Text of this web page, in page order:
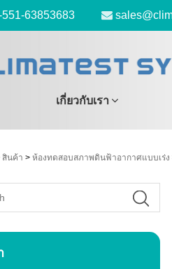
551-63853683
เกี่ยวกับเรา
สินค้า > ห้องทดสอบสภาพดินฟ้าอากาศแบบเร่ง